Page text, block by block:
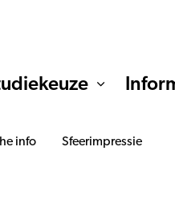
info Sfeerimpressie